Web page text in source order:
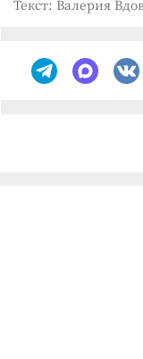
Текст: Валерия